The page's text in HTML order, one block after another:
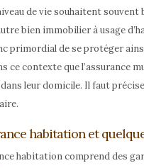
de vie souhaitent souvent
bien immobilier à usage
primordial de se protéger
ce contexte que
leur domicile. Il faut
habitation et
habitation comprend des